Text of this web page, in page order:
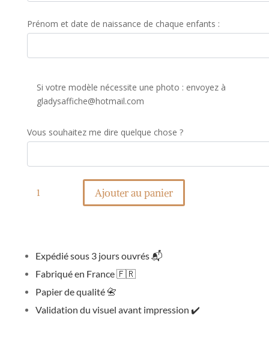
Prénom et date de naissance de chaque enfants :
Si votre modèle nécessite une photo : envoyez à
gladysaffiche@hotmail.com
Vous souhaitez me dire quelque chose ?
Ajouter au panier
Expédié sous 3 jours ouvrés📬
Fabriqué en France🇫🇷
Papier de qualité 📇
Validation du visuel avant impression ✔️